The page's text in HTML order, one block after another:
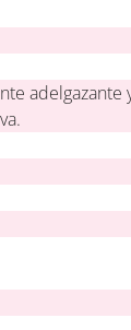
adelgazante